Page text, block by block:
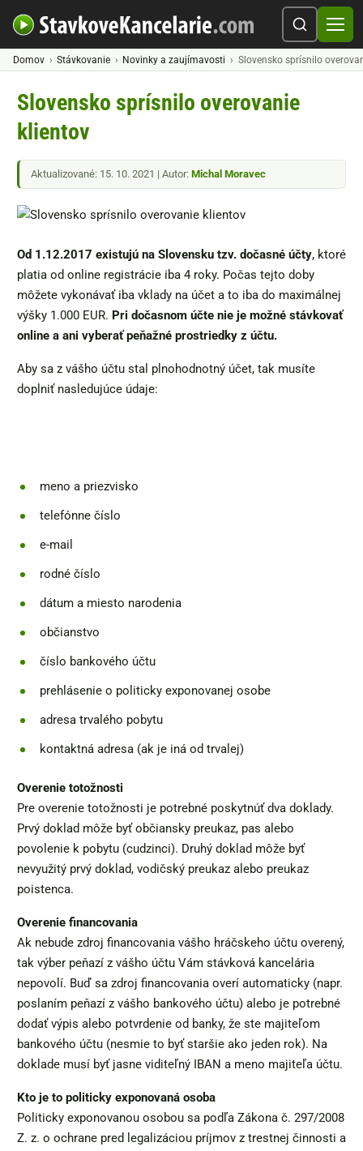
Domov Stávkovanie Novinky a zaujímavosti Slovensko sprísnilo
Slovensko sprísnilo overovanie
klientov
Aktualizované: 15. 10. 2021 | Autor: Michal Moravec
Od 1.12.2017 existujú na Slovensku tzv. dočasné účty, ktoré
platia od online registrácie iba 4 roky. Počas tejto doby
môžete vykonávať iba vklady na účet a to iba do maximálnej
výšky 1.000 EUR. Pri dočasnom účte nie je možné stávkovať
online a ani vyberať peňažné prostriedky z účtu.
Aby sa z vášho účtu stal plnohodnotný účet, tak musíte
doplniť nasledujúce údaje:
meno a priezvisko
telefónne číslo
e-mail
rodné číslo
dátum a miesto narodenia
občianstvo
číslo bankového účtu
prehlásenie o politicky exponovanej osobe
adresa trvalého pobytu
kontaktná adresa (ak je iná od trvalej)
Overenie totožnosti
Pre overenie totožnosti je potrebné poskytnúť dva doklady.
Prvý doklad môže byť občiansky preukaz, pas alebo
povolenie k pobytu (cudzinci). Druhý doklad môže byť
nevyužitý prvý doklad, vodičský preukaz alebo preukaz
poistenca.
Overenie financovania
Ak nebude zdroj financovania vášho hráčskeho účtu overený,
tak výber peňazí z vášho účtu Vám stávková kancelária
nepovolí. Buď sa zdroj financovania overí automaticky (napr.
poslaním peňazí z vášho bankového účtu) alebo je potrebné
dodať výpis alebo potvrdenie od banky, že ste majiteľom
bankového účtu (nesmie to byť staršie ako jeden rok). Na
doklade musí byť jasne viditeľný IBAN a meno majiteľa účtu.
Kto je to politicky exponovaná osoba
Politicky exponovanou osobou sa podľa Zákona č. 297/2008
Z. z. o ochrane pred legalizáciou príjmov z trestnej činnosti a